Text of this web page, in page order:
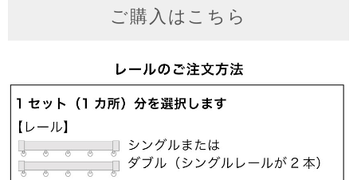
ご購入はこちら